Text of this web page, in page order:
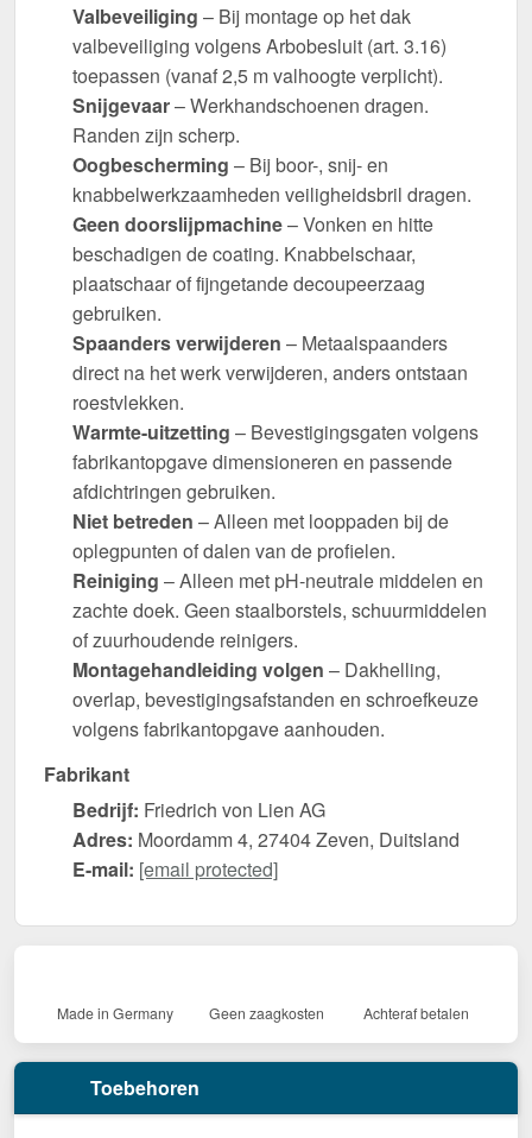
Valbeveiliging – Bij montage op het dak
valbeveiliging volgens Arbobesluit (art. 3.16)
toepassen (vanaf 2,5 m valhoogte verplicht).
Snijgevaar– Werkhandschoenen dragen.
Randen zijn scherp.
Oogbescherming – Bij boor-, snij- en
knabbelwerkzaamheden veiligheidsbril dragen.
Geen doorslijpmachine– Vonken en hitte
beschadigen de coating. Knabbelschaar,
plaatschaar of fijngetande decoupeerzaag
gebruiken.
Spaanders verwijderen – Metaalspaanders
direct na het werk verwijderen, anders ontstaan
roestvlekken.
Warmte-uitzetting – Bevestigingsgaten volgens
fabrikantopgave dimensioneren en passende
afdichtringen gebruiken.
Niet betreden – Alleen met looppaden bij de
oplegpunten of dalen van de profielen.
Reiniging – Alleen met pH-neutrale middelen en
zachte doek. Geen staalborstels, schuurmiddelen
of zuurhoudende reinigers.
Montagehandleiding volgen – Dakhelling,
overlap, bevestigingsafstanden en schroefkeuze
volgens fabrikantopgave aanhouden.
Fabrikant
Bedrijf: Friedrich von Lien AG
Adres: Moordamm 4, 27404 Zeven, Duitsland
E-mail: [email protected]
Made in Germany Geen zaagkosten Achteraf betalen
Toebehoren